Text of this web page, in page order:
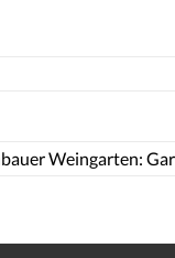
Weingarten: